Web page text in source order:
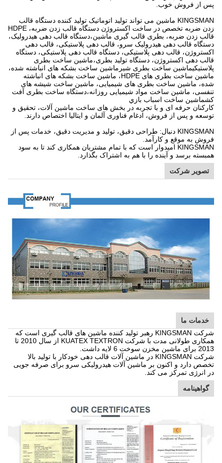
پس از فروش خوب.
KINGSMAN ماشین می تواند تولید اتوماتیک تولید کننده دستگاه قالب
زدن ضربه تخصص در ساخت اکستروژن دستگاه قالب زدن ضربه، HDPE
قالب زدن ضربه، بطری قالب گیری ماشین،دستگاه قالب دهی هیدرولیک،
دستگاه قالب دهی هیدرولیک سرو، قالب دهی پلاستیکی، قالب دهی
اکستروژن، قالب دهی پلاستیکی، دستگاه قالب دهی پلاستیکی، دستگاه
قالب دهی اکستروژن، دستگاه تولید بطری،ماشین ساخت بطری
پلاستیکیماشین ساخت بطری شیرماشین ساخت بشکه های انباشته شده،
ماشین ساخت بطری های HDPE، ماشین ساخت بشکه های انباشته
شده، ماشین ساخت بطری های شیمیایی، ماشین ساخت شیشه های
تنفسی، ماشین ساخت مواد شیمیایی روزانه،دستگاه ساخت بطری آفت
کشماشين ساخت اسباب بازي
کارکنان حرفه ای و با تجربه در بخش های ساخت ماشین آلات، تحقیق و
توسعه و پس از فروش، ادغام فناوری آلمان و ایتالیا اختصاص دارند.
KINGSMAN دنبال: طراحی دقیق، تولید و مدیریت دقیق، خدمات پس از
فروش به موقع و کارآمد.
KINGSMAN امیدوار است که با تمام مشتریان همکاری کند تا به سود
همبسته برسد و آینده را با هم به اشتراک بگذارد.
تصویر شرکت
خدمات ما
شرکت KINGSMAN رهبر تولید کننده ماشین های قالب گیری است که
همکاری طولانی مدت با شرکت KUATEX TEXTRON از سال 2010 تا
2013 برای ماشین مخزن سوخت 6 لایه داشت.
شرکت KINGSMAN در ماشین آلات قالب دهی خودکار با تولید بالا
تخصص دارد و اکنون بر ماشین آلات هیدرولیکی سرو برای صرفه جویی
در انرژی تمرکز می کند.
گواهینامه